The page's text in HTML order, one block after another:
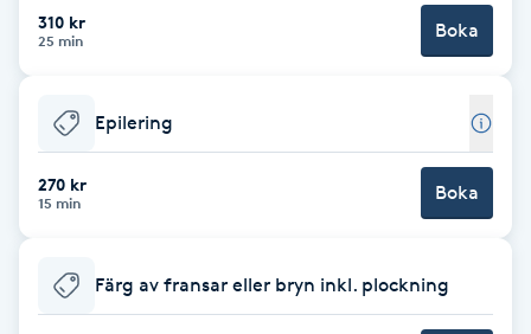
Gel naglar
Gelenaglar
Gellack med förstärkning
Gravidmassage
310 kr
25 min Boka
Epilering
270 kr
15 min Boka
Färg av fransar eller bryn inkl. plockning